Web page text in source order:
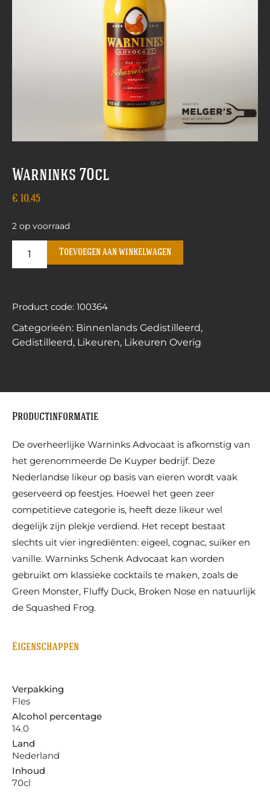
Warninks 70cl
€ 10,45
2 op voorraad
Toevoegen aan winkelwagen
Product code: 100364
Categorieën: Binnenlands Gedistilleerd,
Gedistilleerd, Likeuren, Likeuren Overig
Productinformatie
De overheerlijke Warninks Advocaat is afkomstig van
het gerenommeerde De Kuyper bedrijf. Deze
Nederlandse likeur op basis van eieren wordt vaak
geserveerd op feestjes. Hoewel het geen zeer
competitieve categorie is, heeft deze likeur wel
degelijk zijn plekje verdiend. Het recept bestaat
slechts uit vier ingrediënten: eigeel, cognac, suiker en
vanille. Warninks Schenk Advocaat kan worden
gebruikt om klassieke cocktails te maken, zoals de
Green Monster, Fluffy Duck, Broken Nose en natuurlijk
de Squashed Frog.
Eigenschappen
Verpakking
Fles
Alcohol percentage
14.0
Land
Nederland
Inhoud
70cl